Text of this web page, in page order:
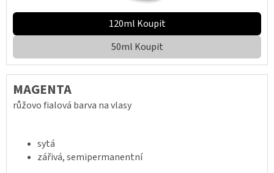
120ml Koupit
50ml Koupit
MAGENTA
růžovo fialová barva na vlasy
sytá
zářivá, semipermanentní